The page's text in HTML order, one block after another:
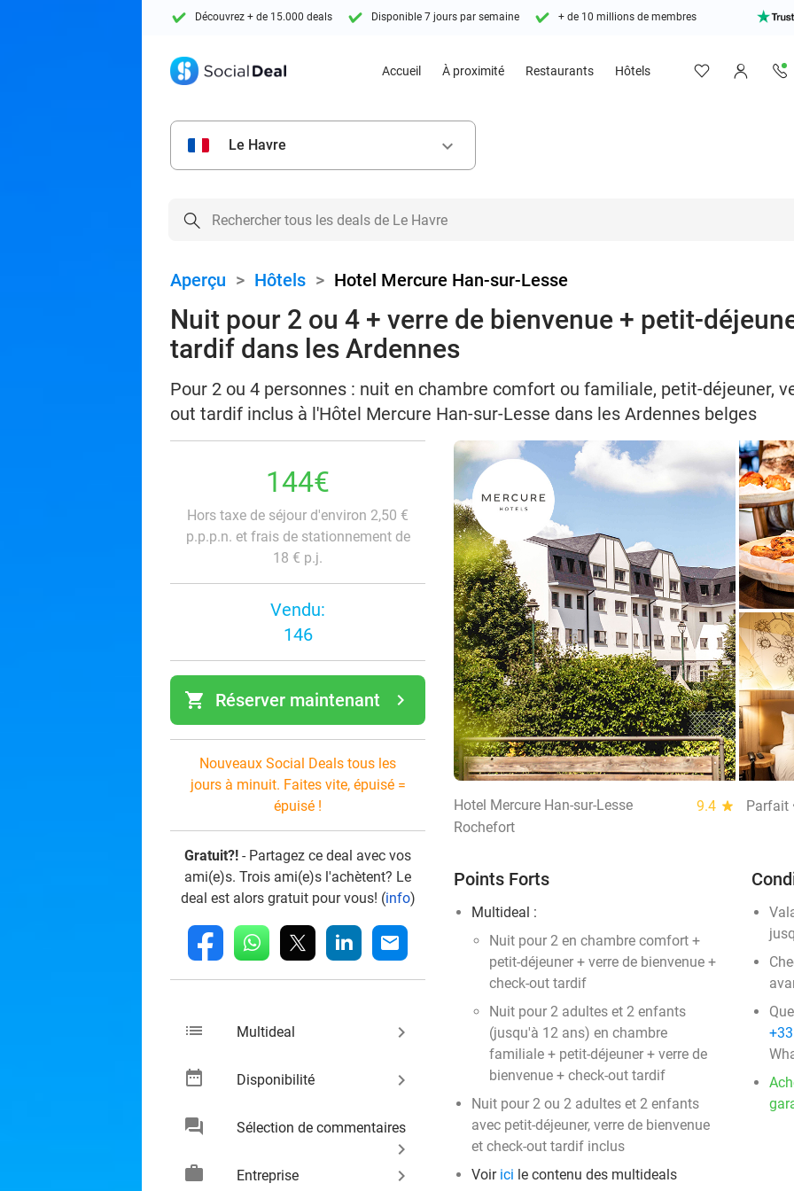
Découvrez + de 15.000 deals Disponible 7 jours par semaine + de 10 millions de membres
Accueil À proximité Restaurants Hôtels
Le Havre keyboard_arrow_down
Aperçu > Hôtels > Hotel Mercure Han-sur-Lesse
Nuit pour 2 ou 4 + verre de bienvenue + petit-
tardif dans les Ardennes
Pour 2 ou 4 personnes : nuit en chambre comfort ou familiale, petit-déjeuner,
out tardif inclus à l'Hôtel Mercure Han-sur-Lesse dans les Ardennes belges
144€
Hors taxe de séjour d'environ 2,50 €
p.p.p.n. et frais de stationnement de
18 € p.j.
Vendu:
146
shopping_cart navigate_next
Réserver maintenant
Nouveaux Social Deals tous les
jours à minuit. Faites vite, épuisé =
épuisé !
Gratuit?! - Partagez ce deal avec vos
ami(e)s. Trois ami(e)s l'achètent? Le
deal est alors gratuit pour vous! (info)
fb whatsapp linkedin mail
list Multideal keyboard_arrow_right
date_range Disponibilité keyboard_arrow_right
chat Sélection de commentaires
keyboard_arrow_right
work
Entreprise keyboard_arrow_right
Hotel Mercure Han-sur-Lesse 9.4 star
Parfait
Rochefort
Points Forts
Multideal :
Nuit pour 2 en chambre comfort +
petit-déjeuner + verre de bienvenue +
check-out tardif
Nuit pour 2 adultes et 2 enfants
(jusqu'à 12 ans) en chambre
familiale + petit-déjeuner + verre de
bienvenue + check-out tardif
Nuit pour 2 ou 2 adultes et 2 enfants
avec petit-déjeuner, verre de bienvenue
et check-out tardif inclus
Voir ici le contenu des multideals